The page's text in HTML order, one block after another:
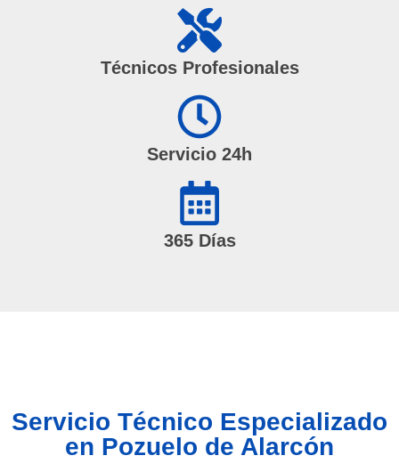
Técnicos Profesionales
Servicio 24h
365 Días
Servicio Técnico Especializado
en Pozuelo de Alarcón